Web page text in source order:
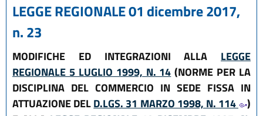
LEGGE REGIONALE 01 dicembre 2017,
n. 23
MODIFICHE ED INTEGRAZIONI ALLA LEGGE
REGIONALE 5 LUGLIO 1999, N. 14 (NORME PER LA
DISCIPLINA DEL COMMERCIO IN SEDE FISSA IN
ATTUAZIONE DELD.LGS. 31 MARZO 1998, N. 114
)